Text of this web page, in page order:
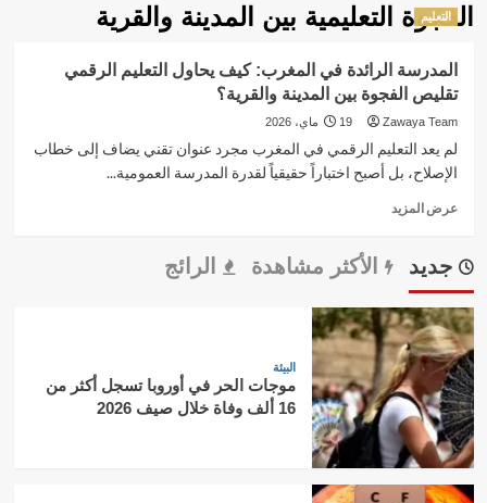
الفجوة التعليمية بين المدينة والقرية
التعليم
المدرسة الرائدة في المغرب: كيف يحاول التعليم الرقمي
تقليص الفجوة بين المدينة والقرية؟
Zawaya Team 19 ماي، 2026
لم يعد التعليم الرقمي في المغرب مجرد عنوان تقني يضاف إلى خطاب
الإصلاح، بل أصبح اختباراً حقيقياً لقدرة المدرسة العمومية...
عرض المزيد
المدرسة
في
المغرب:
كيف
يحاول
التعليم
الرقمي
تقليص
الفجوة
بين
المدينة
جديد الأكثر مشاهدة الرائج
البيئة
موجات الحر في أوروبا تسجل أكثر من
16 ألف وفاة خلال صيف 2026